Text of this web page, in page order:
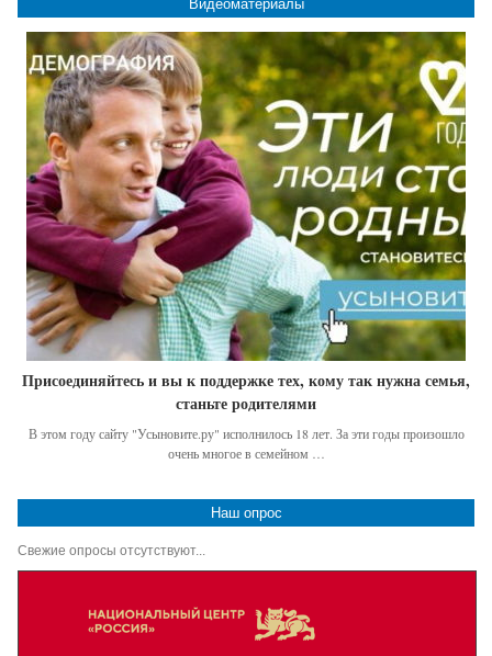
Видеоматериалы
Присоединяйтесь и вы к поддержке тех, кому так нужна семья,
станьте родителями
В этом году сайту "Усыновите.ру" исполнилось 18 лет. За эти годы произошло
очень многое в семейном …
Наш опрос
Свежие опросы отсутствуют...